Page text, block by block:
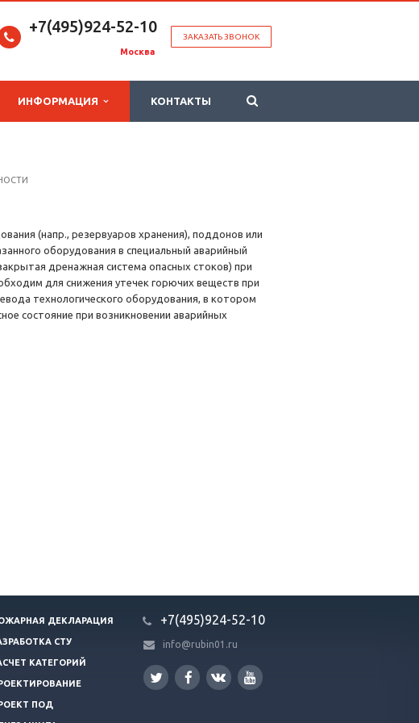
ЗАКАЗАТЬ ЗВОНОК
+7(495)924-52-10
Москва
ИНФОРМАЦИЯ КОНТАКТЫ
(напр., резервуаров хранения), поддонов или
оборудования в специальный аварийный
дренажная система опасных стоков) при
для снижения утечек горючих веществ при
технологического оборудования, в котором
состояние при возникновении аварийных
ДЕКЛАРАЦИЯ
СТУ
КАТЕГОРИЙ
ПОД
+7(495)924-52-10
info@rubin01.ru